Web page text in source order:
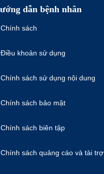
dẫn bệnh nhân
Chính sách
Điều khoản sử dụng
Chính sách sử dụng nội dung
Chính sách bảo mật
Chính sách biên tập
Chính sách quảng cáo và tài trợ